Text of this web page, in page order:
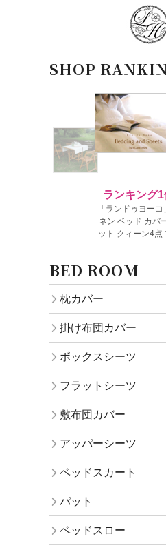
SHOP
BED ROOM
枕カバー
掛け布団カバー
ボックスシーツ
フラットシーツ
敷布団カバー
アッパーシーツ
ベッドスカート
パット
ベッドスロー